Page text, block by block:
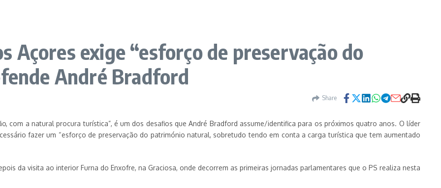
Açores exige “esforço de preservação do
André Bradford
Share
com a natural procura turística”, é um dos desafios que André Bradford assume/identifica para os próximos quatro anos. O líder
fazer um “esforço de preservação do património natural, sobretudo tendo em conta a carga turística que tem aumentado
da visita ao interior Furna do Enxofre, na Graciosa, onde decorrem as primeiras jornadas parlamentares que o PS realiza nesta